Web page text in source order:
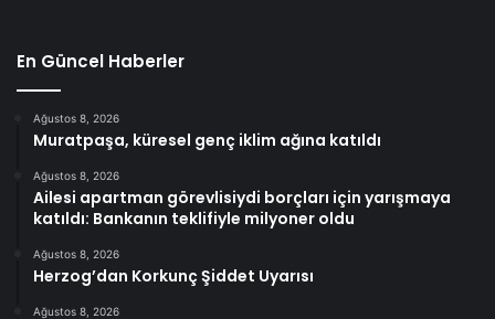
En Güncel Haberler
Ağustos 8, 2026
Muratpaşa, küresel genç iklim ağına katıldı
Ağustos 8, 2026
Ailesi apartman görevlisiydi borçları için yarışmaya
katıldı: Bankanın teklifiyle milyoner oldu
Ağustos 8, 2026
Herzog’dan Korkunç Şiddet Uyarısı
Ağustos 8, 2026